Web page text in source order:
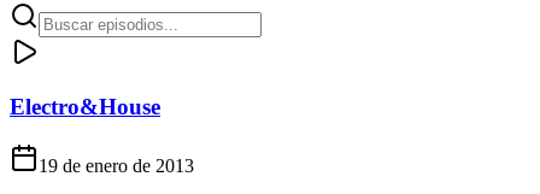
Electro&House
19 de enero de 2013